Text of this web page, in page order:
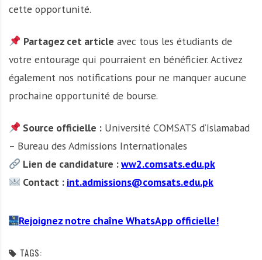
cette opportunité.
Partagez cet article avec tous les étudiants de
votre entourage qui pourraient en bénéficier. Activez
également nos notifications pour ne manquer aucune
prochaine opportunité de bourse.
Source officielle : Université COMSATS d’Islamabad
– Bureau des Admissions Internationales
Lien de candidature :ww2.comsats.edu.pk
Contact : int.admissions@comsats.edu.pk
Rejoignez notre chaîne WhatsApp officielle!
TAGS: